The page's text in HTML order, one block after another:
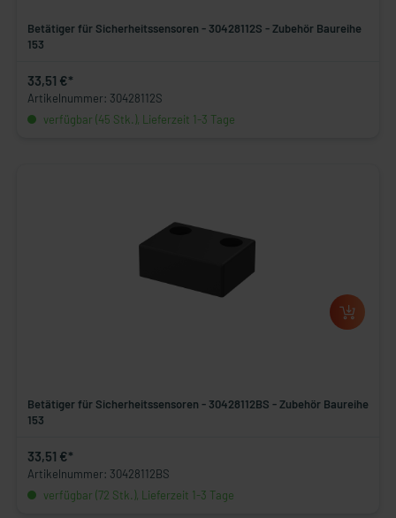
Betätiger für Sicherheitssensoren - 30428112S - Zubehör Baureihe
153
33,51 €*
Artikelnummer: 30428112S
verfügbar (45 Stk.), Lieferzeit 1-3 Tage
Betätiger für Sicherheitssensoren - 30428112BS - Zubehör Baureihe
153
33,51 €*
Artikelnummer: 30428112BS
verfügbar (72 Stk.), Lieferzeit 1-3 Tage